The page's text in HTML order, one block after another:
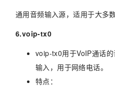
通用音频输入源，适用于大多
6.voip-tx0
voip-tx0用于VoIP通话
输入，用于网络电话。
特点：